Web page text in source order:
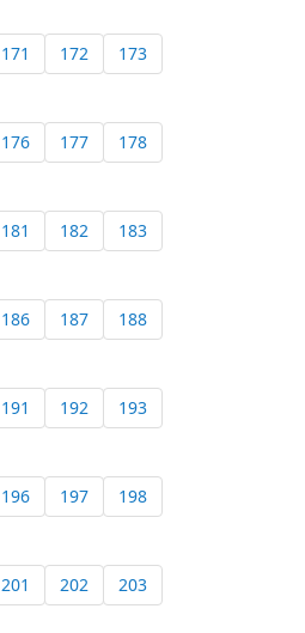
171 172 173
176 177 178
181 182 183
186 187 188
191 192 193
196 197 198
201 202 203